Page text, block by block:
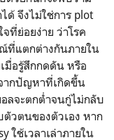
ด้ จึงไม่ใช่การ plot
ที่ย่อยง่าย ว่าโรค
ที่แตกต่างกันภายใน
มื่อรู้สึกกดดัน หรือ
ากปัญหาที่เกิดขึ้น
ลจะตกต่ำจนกู่ไม่กลับ
วตนของตัวเอง หาก
ใช้เวลาเล่าภายใน